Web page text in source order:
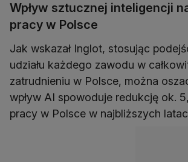
Wpływ sztucznej inteligencji
pracy w Polsce
Jak wskazał Inglot, stosując
udziału każdego zawodu w
zatrudnieniu w Polsce, można
wpływ AI spowoduje redukcję ok.